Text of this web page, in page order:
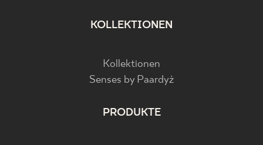
KOLLEKTIONEN
Kollektionen
Senses by Paardyż
PRODUKTE